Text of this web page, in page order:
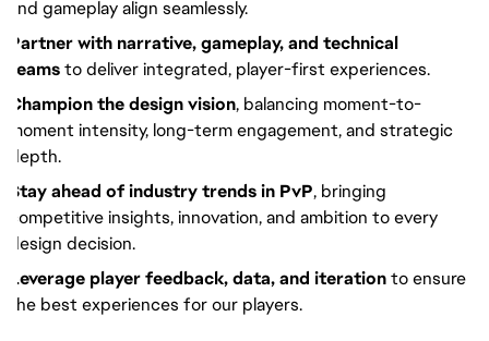
and gameplay align seamlessly.
Partner with narrative, gameplay, and technical
teamsto deliver integrated, player-first experiences.
Champion the design vision, balancing moment-to-
moment intensity, long-term engagement, and strategic
depth.
Stay ahead of industry trends in PvP, bringing
competitive insights, innovation, and ambition to every
design decision.
Leverage player feedback, data, and iterationto ensure
the best experiences for our players.